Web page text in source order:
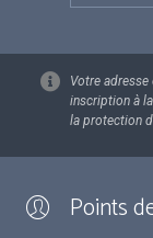
Votre
inscription à
la protection
Points